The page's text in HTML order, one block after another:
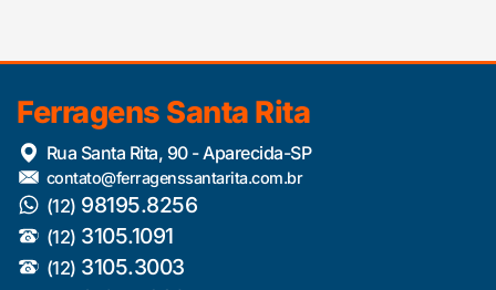
Ferragens Santa Rita
Rua Santa Rita, 90 - Aparecida-SP
contato@ferragenssantarita.com.br
(12) 98195.8256
(12) 3105.1091
(12) 3105.3003